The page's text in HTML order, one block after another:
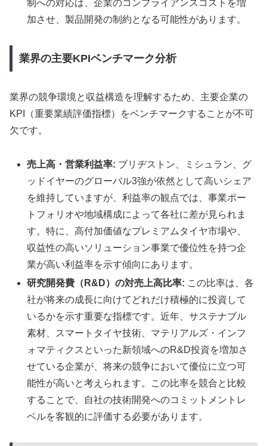
制への対応は、企業のコンプライアンスコストを増
加させ、製品開発の制約となる可能性があります。
業界の主要KPIベンチマーク分析
業界の競争環境と収益構造を理解するため、主要企業の
KPI（重要業績評価指標）をベンチマークすることが不可
欠です。
売上高・営業利益率: ブリヂストン、ミシュラン、グ
ッドイヤーのグローバル3強が依然として高いシェア
を維持していますが、利益率の観点では、事業ポー
トフォリオや地域構成によって各社に差が見られま
す。特に、高付加価値なプレミアムタイヤ市場や、
収益性の高いソリューション事業で優位性を持つ企
業が高い利益率を示す傾向にあります。
研究開発費（R&D）の対売上高比率: この比率は、各
社が将来の成長に向けてどれだけ積極的に投資して
いるかを示す重要な指標です。近年、サステナブル
素材、スマートタイヤ技術、マテリアルズ・インフ
ォマティクスといった新領域へのR&D投資を増加さ
せている企業が、将来の競争において優位に立つ可
能性が高いと考えられます。この比率を競合と比較
することで、自社の技術開発へのコミットメントレ
ベルを客観的に評価する必要があります。